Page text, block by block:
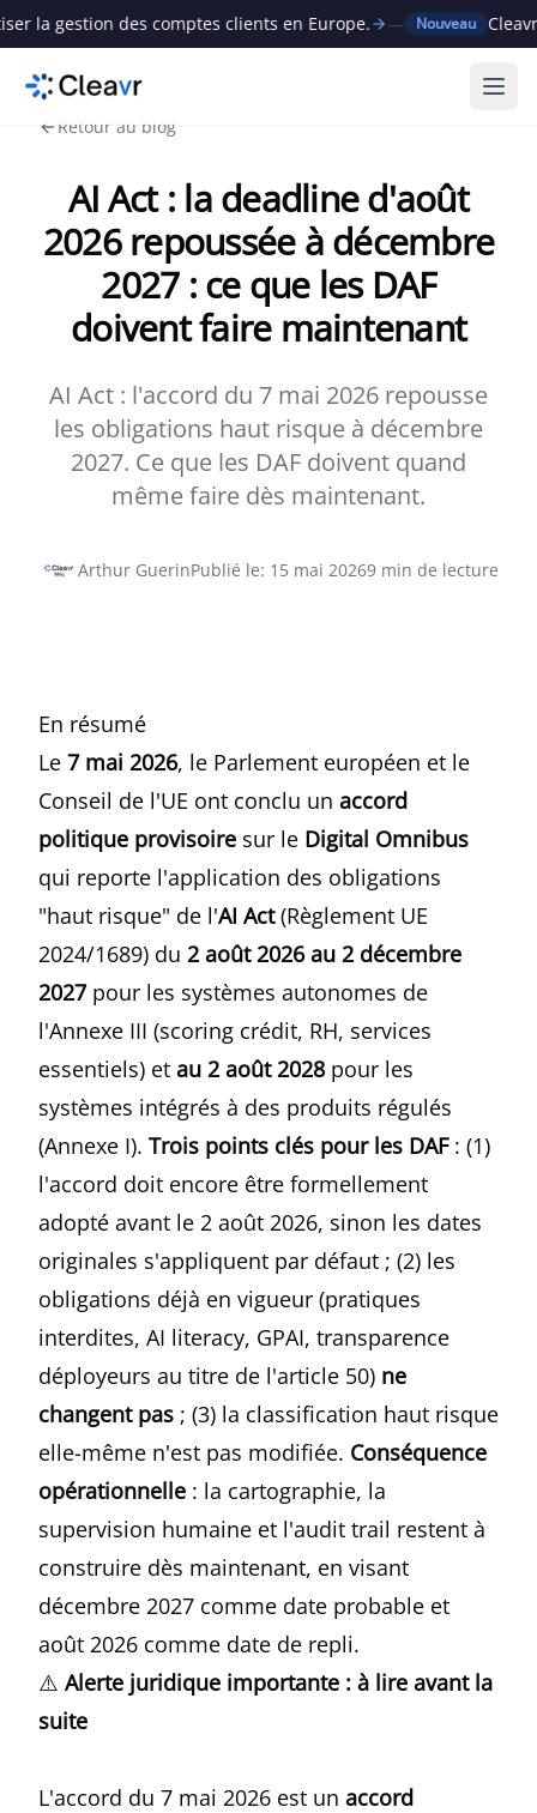
des comptes clients en Europe. — Nouveau Cleavr lève
Retour au blog
AI Act : la deadline d'août
2026 repoussée à décembre
2027 : ce que les DAF
doivent faire maintenant
AI Act : l'accord du 7 mai 2026 repousse
les obligations haut risque à décembre
2027. Ce que les DAF doivent quand
même faire dès maintenant.
Arthur GuerinPublié le: 15 mai 20269 min de lecture
En résumé
Le 7 mai 2026, le Parlement européen et le
Conseil de l'UE ont conclu un accord
politique provisoire sur le Digital Omnibus
qui reporte l'application des obligations
"haut risque" de l'AI Act(Règlement UE
2024/1689) du 2 août 2026 au 2 décembre
2027pour les systèmes autonomes de
l'Annexe III (scoring crédit, RH, services
essentiels) et au 2 août 2028 pour les
systèmes intégrés à des produits régulés
(Annexe I). Trois points clés pour les DAF: (1)
l'accord doit encore être formellement
adopté avant le 2 août 2026, sinon les dates
originales s'appliquent par défaut ; (2) les
obligations déjà en vigueur (pratiques
interdites, AI literacy, GPAI, transparence
déployeurs au titre de l'article 50) ne
changent pas ; (3) la classification haut risque
elle-même n'est pas modifiée. Conséquence
opérationnelle : la cartographie, la
supervision humaine et l'audit trail restent à
construire dès maintenant, en visant
décembre 2027 comme date probable et
août 2026 comme date de repli.
⚠️ Alerte juridique importante : à lire avant la
suite
L'accord du 7 mai 2026 est un accord